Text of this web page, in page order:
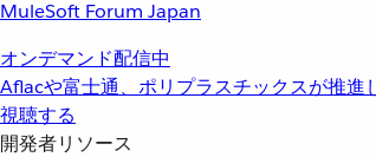
MuleSoft Forum Japan
オンデマンド配信中
Aflacや富士通、ポリプラスチックスが推進
視聴する
開発者リソース